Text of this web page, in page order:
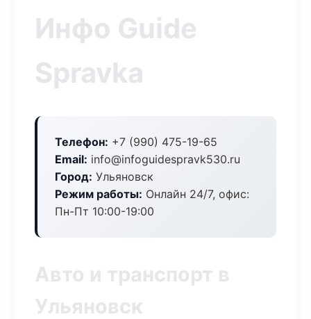
Инфо Guide
Spravka
Телефон: +7 (990) 475-19-65
Email: info@infoguidespravk530.ru
Город: Ульяновск
Режим работы: Онлайн 24/7, офис:
Пн-Пт 10:00-19:00
Авто и транспорт в
Ульяновск